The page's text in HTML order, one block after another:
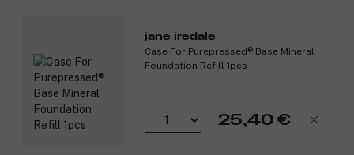
jane iredale
Case For Purepressed® Base Mineral
Foundation Refill 1pcs
25,40 €